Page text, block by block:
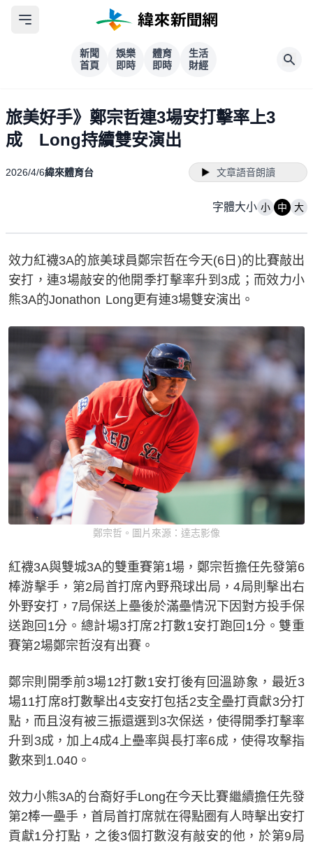
新聞
首頁
娛樂
即時
體育
即時
生活
財經
旅美好手》鄭宗哲連3場安打擊率上3
成 Long持續雙安演出
2026/4/6緯來體育台 文章語音朗讀
字體大小 小 中 大
效力紅襪3A的旅美球員鄭宗哲在今天(6日)的比賽敲出
安打，連3場敲安的他開季打擊率升到3成；而效力小
熊3A的Jonathon Long更有連3場雙安演出。
鄭宗哲。圖片來源：達志影像
紅襪3A與雙城3A的雙重賽第1場，鄭宗哲擔任先發第6
棒游擊手，第2局首打席內野飛球出局，4局則擊出右
外野安打，7局保送上壘後於滿壘情況下因對方投手保
送跑回1分。總計場3打席2打數1安打跑回1分。雙重
賽第2場鄭宗哲沒有出賽。
鄭宗則開季前3場12打數1安打後有回溫跡象，最近3
場11打席8打數擊出4支安打包括2支全壘打貢獻3分打
點，而且沒有被三振還選到3次保送，使得開季打擊率
升到3成，加上4成4上壘率與長打率6成，使得攻擊指
數來到1.040。
效力小熊3A的台裔好手Long在今天比賽繼續擔任先發
第2棒一壘手，首局首打席就在得點圈有人時擊出安打
貢獻1分打點，之後3個打數沒有敲安的他，於第9局